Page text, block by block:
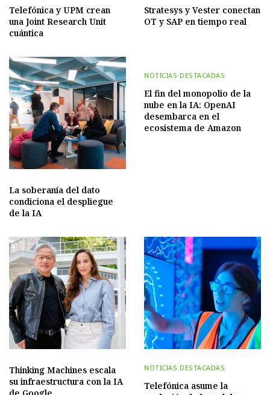
Telefónica y UPM crean
una Joint Research Unit
cuántica
Stratesys y Vester conectan
OT y SAP en tiempo real
La soberanía del dato
condiciona el despliegue
de la IA
NOTICIAS DESTACADAS
El fin del monopolio de la
nube en la IA: OpenAI
desembarca en el
ecosistema de Amazon
Thinking Machines escala
su infraestructura con la IA
NOTICIAS DESTACADAS
Telefónica asume la